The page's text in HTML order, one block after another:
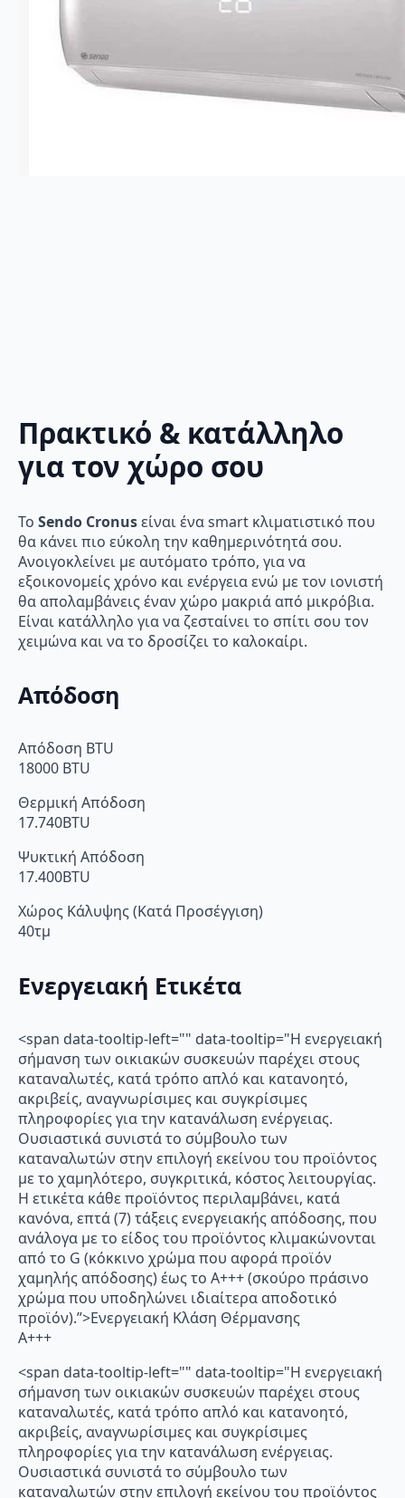
Πρακτικό & κατάλληλο
για τον χώρο σου
Το Sendo Cronusείναι ένα smart κλιματιστικό που
θα κάνει πιο εύκολη την καθημερινότητά σου.
Ανοιγοκλείνει με αυτόματο τρόπο, για να
εξοικονομείς χρόνο και ενέργεια ενώ με τον ιονιστή
θα απολαμβάνεις έναν χώρο μακριά από μικρόβια.
Είναι κατάλληλο για να ζεσταίνει το σπίτι σου τον
χειμώνα και να το δροσίζει το καλοκαίρι.
Απόδοση
Απόδοση BTU
18000 BTU
Θερμική Απόδοση
17.740BTU
Ψυκτική Απόδοση
17.400BTU
Χώρος Κάλυψης (Κατά Προσέγγιση)
40τμ
Ενεργειακή Ετικέτα
<span data-tooltip-left="" data-tooltip="Η ενεργειακή
σήμανση των οικιακών συσκευών παρέχει στους
καταναλωτές, κατά τρόπο απλό και κατανοητό,
ακριβείς, αναγνωρίσιμες και συγκρίσιμες
πληροφορίες για την κατανάλωση ενέργειας.
Ουσιαστικά συνιστά το σύμβουλο των
καταναλωτών στην επιλογή εκείνου του προϊόντος
με το χαμηλότερο, συγκριτικά, κόστος λειτουργίας.
Η ετικέτα κάθε προϊόντος περιλαμβάνει, κατά
κανόνα, επτά (7) τάξεις ενεργειακής απόδοσης, που
ανάλογα με το είδος του προϊόντος κλιμακώνονται
από το G (κόκκινο χρώμα που αφορά προϊόν
χαμηλής απόδοσης) έως το Α+++ (σκούρο πράσινο
χρώμα που υποδηλώνει ιδιαίτερα αποδοτικό
προϊόν).”>Ενεργειακή Κλάση Θέρμανσης
A+++
<span data-tooltip-left="" data-tooltip="Η ενεργειακή
σήμανση των οικιακών συσκευών παρέχει στους
καταναλωτές, κατά τρόπο απλό και κατανοητό,
ακριβείς, αναγνωρίσιμες και συγκρίσιμες
πληροφορίες για την κατανάλωση ενέργειας.
Ουσιαστικά συνιστά το σύμβουλο των
καταναλωτών στην επιλογή εκείνου του προϊόντος